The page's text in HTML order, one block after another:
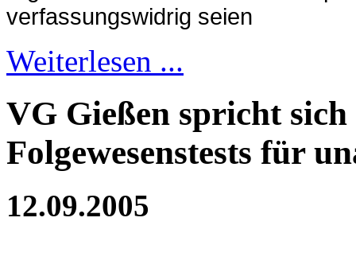
verfassungswidrig seien
Weiterlesen ...
VG Gießen spricht
Folgewesenstests für
12.09.2005